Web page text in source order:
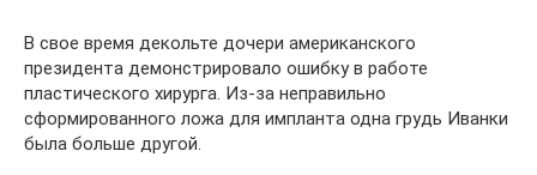
В свое время декольте дочери американского
президента демонстрировало ошибку в работе
пластического хирурга. Из-за неправильно
сформированного ложа для импланта одна грудь Иванки
была больше другой.